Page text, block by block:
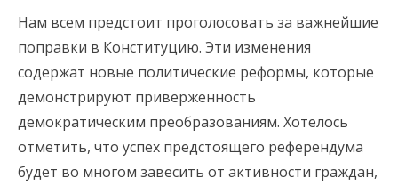
Нам всем предстоит проголосовать за важнейшие
поправки в Конституцию. Эти изменения
содержат новые политические реформы, которые
демонстрируют приверженность
демократическим преобразованиям. Хотелось
отметить, что успех предстоящего референдума
будет во многом завесить от активности граждан,